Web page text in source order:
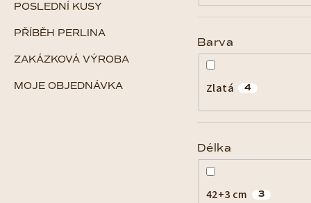
POSLEDNÍ KUSY
PŘÍBĚH PERLINA
ZAKÁZKOVÁ VÝROBA
MOJE OBJEDNÁVKA
Barva
Zlatá 4
Délka
42+3 cm 3